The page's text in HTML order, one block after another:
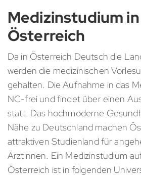
Medizinstudium in
Österreich
Da in Österreich Deutsch die
werden die medizinischen
gehalten. Die Aufnahme in das
NC-frei und findet über einen
statt. Das hochmoderne
Nähe zu Deutschland machen
attraktiven Studienland für
Ärztinnen. Ein Medizinstudium
Österreich ist in folgenden